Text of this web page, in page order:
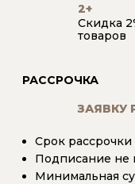
2+
Скидка
товаров
РАССРОЧКА
ЗАЯВКУ
Срок рассрочки
Подписание не
Минимальная